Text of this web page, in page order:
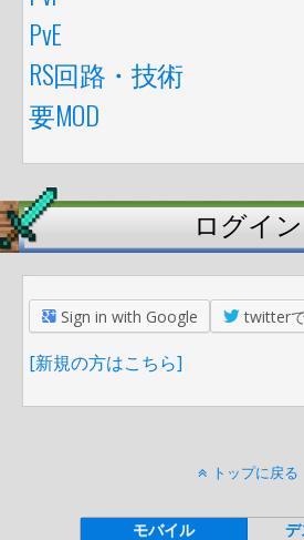
PvE
RS回路・技術
要MOD
ログイン
Sign in with Google twitter
[新規の方はこちら]
トップに戻る
モバイル